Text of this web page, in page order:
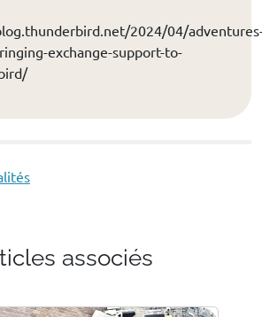
2024/04/
exchange-support-to-
associés